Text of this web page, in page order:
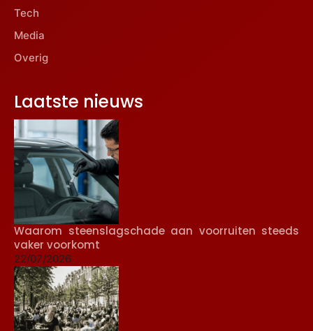
Tech
Media
Overig
Laatste nieuws
Waarom steenslagschade aan voorruiten steeds
vaker voorkomt
22/07/2026